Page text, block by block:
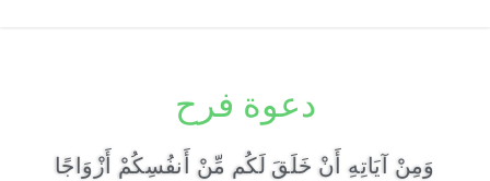
دعوة فرح
وَمِنْ آيَاتِهِ أَنْ خَلَقَ لَكُم مِّنْ أَنفُسِكُمْ أَزْوَاجًا